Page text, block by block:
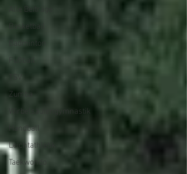
Alle Beiträge
Basketball
Badminton
Zumba
Wirbelsäulengymnastik
Handball
Leichtathletik
Taekwondo